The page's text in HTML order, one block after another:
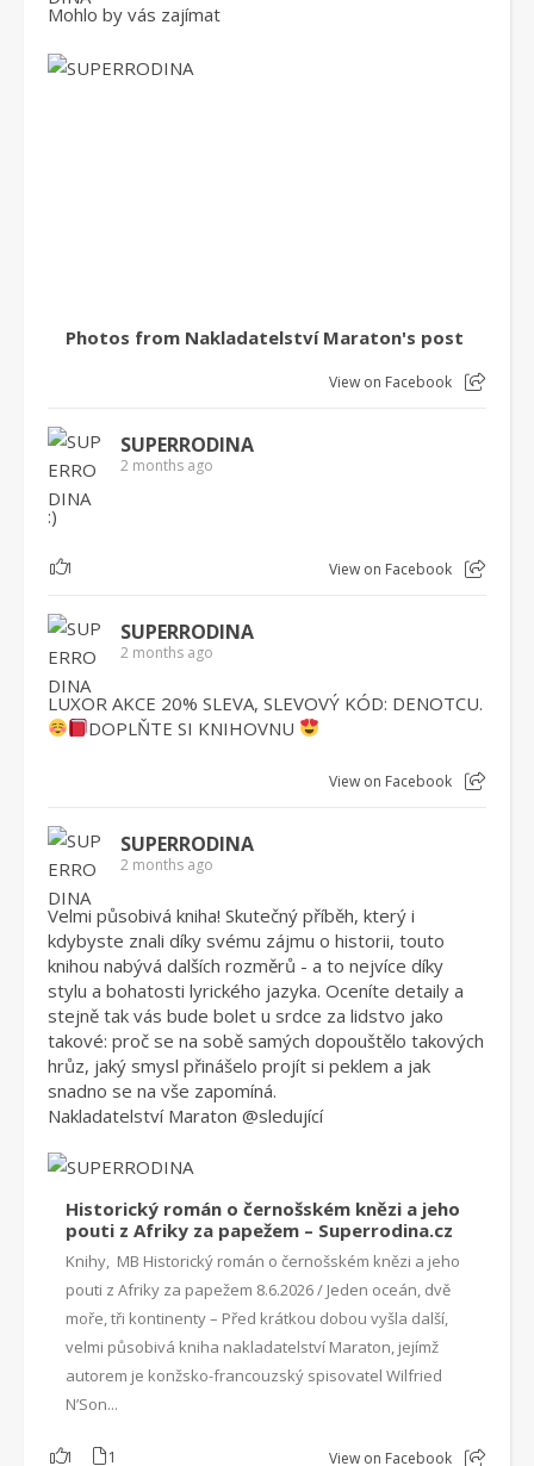
Mohlo by vás zajímat
Photos from Nakladatelství Maraton's post
View on Facebook
SUPERRODINA
2 months ago
:)
1 View on Facebook
SUPERRODINA
2 months ago
LUXOR AKCE 20% SLEVA, SLEVOVÝ KÓD: DENOTCU.
DOPLŇTE SI KNIHOVNU
View on Facebook
SUPERRODINA
2 months ago
Velmi působivá kniha! Skutečný příběh, který i
kdybyste znali díky svému zájmu o historii, touto
knihou nabývá dalších rozměrů - a to nejvíce díky
stylu a bohatosti lyrického jazyka. Oceníte detaily a
stejně tak vás bude bolet u srdce za lidstvo jako
takové: proč se na sobě samých dopouštělo takových
hrůz, jaký smysl přinášelo projít si peklem a jak
snadno se na vše zapomíná.
Nakladatelství Maraton @sledující
Historický román o černošském knězi a jeho
pouti z Afriky za papežem – Superrodina.cz
Knihy, MB Historický román o černošském knězi a jeho
pouti z Afriky za papežem 8.6.2026 / Jeden oceán, dvě
moře, tři kontinenty – Před krátkou dobou vyšla další,
velmi působivá kniha nakladatelství Maraton, jejímž
autorem je konžsko-francouzský spisovatel Wilfried
N’Son...
1 1 View on Facebook